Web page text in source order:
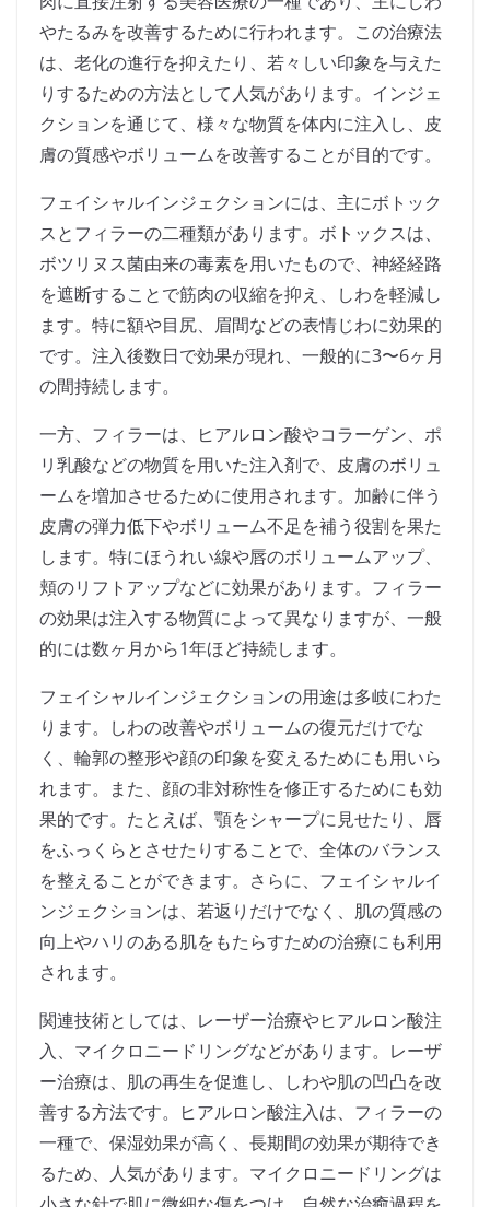
やたるみを改善するために行われます。この治療法
は、老化の進行を抑えたり、若々しい印象を与えた
りするための方法として人気があります。インジェ
クションを通じて、様々な物質を体内に注入し、皮
膚の質感やボリュームを改善することが目的です。
フェイシャルインジェクションには、主にボトック
スとフィラーの二種類があります。ボトックスは、
ボツリヌス菌由来の毒素を用いたもので、神経経路
を遮断することで筋肉の収縮を抑え、しわを軽減し
ます。特に額や目尻、眉間などの表情じわに効果的
です。注入後数日で効果が現れ、一般的に3〜6ヶ月
の間持続します。
一方、フィラーは、ヒアルロン酸やコラーゲン、ポ
リ乳酸などの物質を用いた注入剤で、皮膚のボリュ
ームを増加させるために使用されます。加齢に伴う
皮膚の弾力低下やボリューム不足を補う役割を果た
します。特にほうれい線や唇のボリュームアップ、
頬のリフトアップなどに効果があります。フィラー
の効果は注入する物質によって異なりますが、一般
的には数ヶ月から1年ほど持続します。
フェイシャルインジェクションの用途は多岐にわた
ります。しわの改善やボリュームの復元だけでな
く、輪郭の整形や顔の印象を変えるためにも用いら
れます。また、顔の非対称性を修正するためにも効
果的です。たとえば、顎をシャープに見せたり、唇
をふっくらとさせたりすることで、全体のバランス
を整えることができます。さらに、フェイシャルイ
ンジェクションは、若返りだけでなく、肌の質感の
向上やハリのある肌をもたらすための治療にも利用
されます。
関連技術としては、レーザー治療やヒアルロン酸注
入、マイクロニードリングなどがあります。レーザ
ー治療は、肌の再生を促進し、しわや肌の凹凸を改
善する方法です。ヒアルロン酸注入は、フィラーの
一種で、保湿効果が高く、長期間の効果が期待でき
るため、人気があります。マイクロニードリングは